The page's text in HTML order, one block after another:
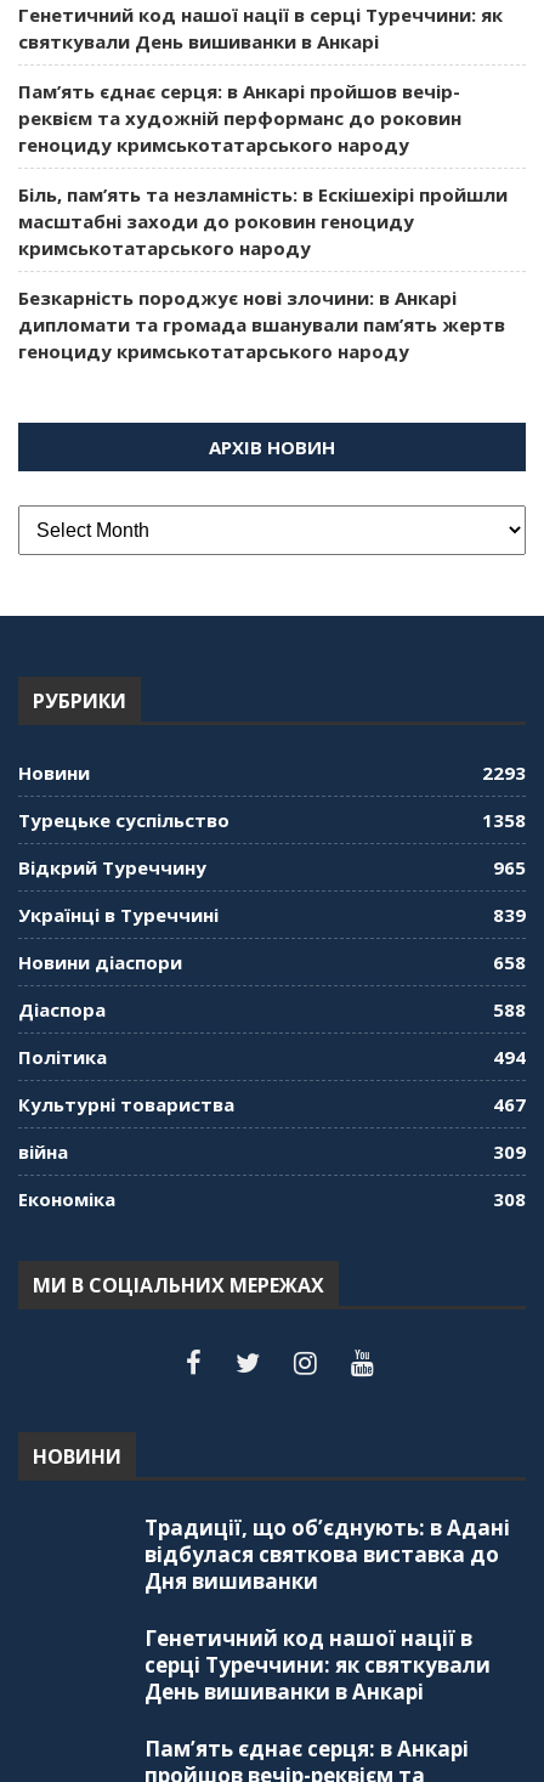
Генетичний код нашої нації в серці Туреччини: як
святкували День вишиванки в Анкарі
Пам’ять єднає серця: в Анкарі пройшов вечір-
реквієм та художній перформанс до роковин
геноциду кримськотатарського народу
Біль, пам’ять та незламність: в Ескішехірі пройшли
масштабні заходи до роковин геноциду
кримськотатарського народу
Безкарність породжує нові злочини: в Анкарі
дипломати та громада вшанували пам’ять жертв
геноциду кримськотатарського народу
АРХІВ НОВИН
РУБРИКИ
Новини
2293
Турецьке суспільство
1358
Відкрий Туреччину
965
Українці в Туреччині
839
Новини діаспори
658
Діаспора
588
Політика
494
Культурні товариства
467
війна
309
Економіка
308
МИ В СОЦІАЛЬНИХ МЕРЕЖАХ
НОВИНИ
Традиції, що об’єднують: в Адані
відбулася святкова виставка до
Дня вишиванки
Генетичний код нашої нації в
серці Туреччини: як святкували
День вишиванки в Анкарі
Пам’ять єднає серця: в Анкарі
пройшов вечір-реквієм та